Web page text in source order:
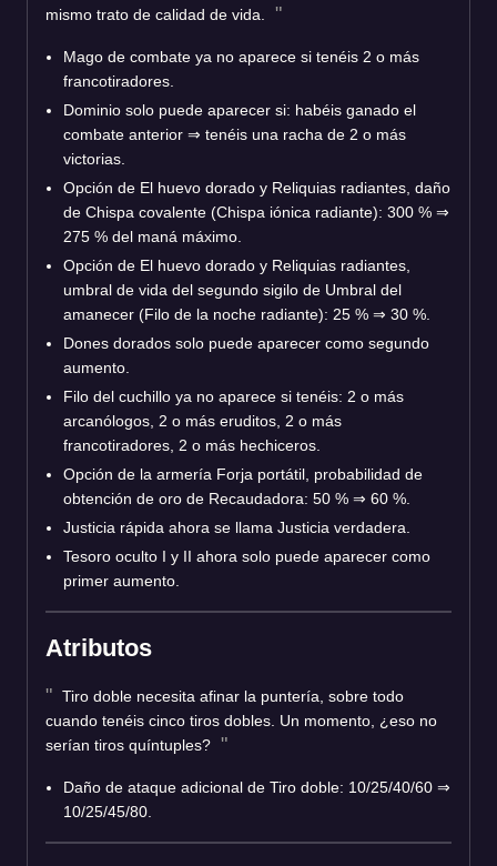
mismo trato de calidad de vida.
Mago de combate ya no aparece si tenéis 2 o más
francotiradores.
Dominio solo puede aparecer si: habéis ganado el
combate anterior ⇒ tenéis una racha de 2 o más
victorias.
Opción de El huevo dorado y Reliquias radiantes, daño
de Chispa covalente (Chispa iónica radiante): 300 % ⇒
275 % del maná máximo.
Opción de El huevo dorado y Reliquias radiantes,
umbral de vida del segundo sigilo de Umbral del
amanecer (Filo de la noche radiante): 25 % ⇒ 30 %.
Dones dorados solo puede aparecer como segundo
aumento.
Filo del cuchillo ya no aparece si tenéis: 2 o más
arcanólogos, 2 o más eruditos, 2 o más
francotiradores, 2 o más hechiceros.
Opción de la armería Forja portátil, probabilidad de
obtención de oro de Recaudadora: 50 % ⇒ 60 %.
Justicia rápida ahora se llama Justicia verdadera.
Tesoro oculto I y II ahora solo puede aparecer como
primer aumento.
Atributos
Tiro doble necesita afinar la puntería, sobre todo
cuando tenéis cinco tiros dobles. Un momento, ¿eso no
serían tiros quíntuples?
Daño de ataque adicional de Tiro doble: 10/25/40/60 ⇒
10/25/45/80.